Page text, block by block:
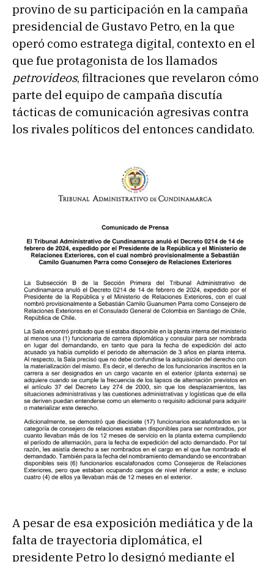
provino de su participación en la campaña
presidencial de Gustavo Petro, en la que
operó como estratega digital, contexto en el
que fue protagonista de los llamados
petrovideos, filtraciones que revelaron cómo
parte del equipo de campaña discutía
tácticas de comunicación agresivas contra
los rivales políticos del entonces candidato.
A pesar de esa exposición mediática y de la
falta de trayectoria diplomática, el
presidente Petro lo designó mediante el